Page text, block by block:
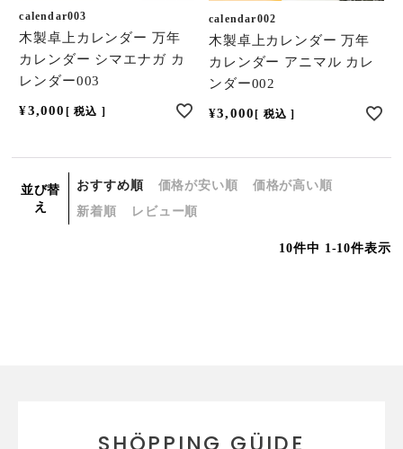
calendar003
木製卓上カレンダー 万年
カレンダー シマエナガ カ
レンダー003
¥3,000 税込
calendar002
木製卓上カレンダー 万年
カレンダー アニマル カレ
ンダー002
¥3,000 税込
並び替
え
おすすめ順 価格が安い順
価格が高い順
新着順
レビュー順
10件中 1 -10件表示